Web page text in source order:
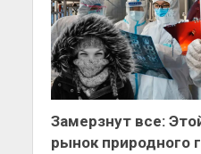
Замерзнут все:
рынок природного